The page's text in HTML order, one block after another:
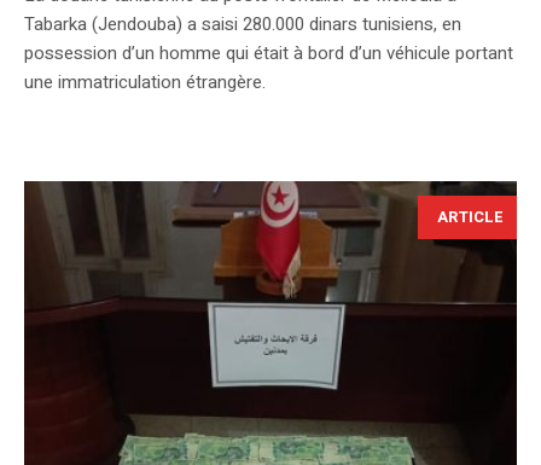
Tabarka (Jendouba) a saisi 280.000 dinars tunisiens, en
possession d’un homme qui était à bord d’un véhicule portant
une immatriculation étrangère.
ARTICLE